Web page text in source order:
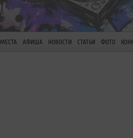
МЕСТА АФИША НОВОСТИ СТАТЬИ ФОТО